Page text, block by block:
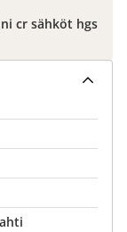
cr sähköt hgs